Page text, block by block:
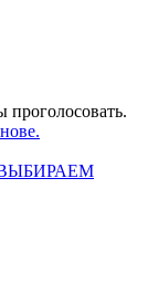
проголосовать.
ВЫБИРАЕМ